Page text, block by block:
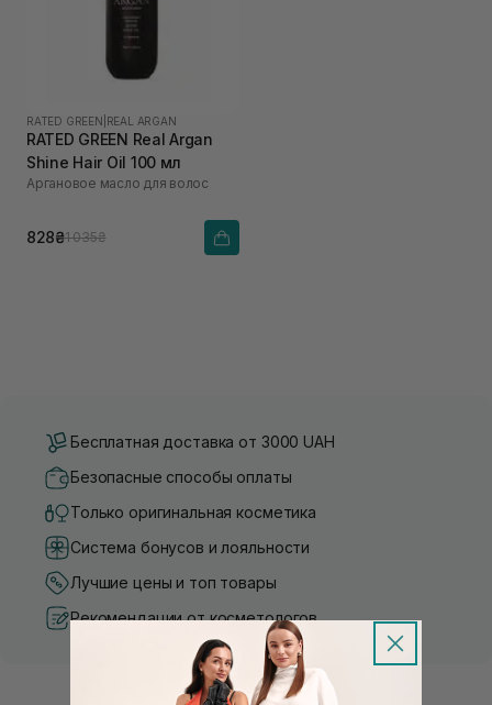
RATED GREEN REAL ARGAN
RATED GREEN Real Argan
Shine Hair Oil 100 мл
Аргановое масло для волос
828₴1 035₴
Бесплатная доставка от 3000 UAH
Безопасные способы оплаты
Только оригинальная косметика
Система бонусов и лояльности
Лучшие цены и топ товары
Рекомендации от косметологов